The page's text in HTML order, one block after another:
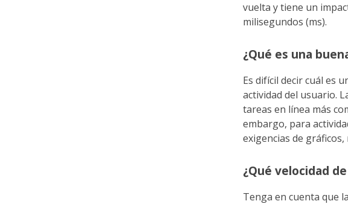
vuelta y tiene un
milisegundos (ms).
¿Qué es una
Es difícil decir cuál es
actividad del usuario.
tareas en línea más
embargo, para
exigencias de
¿Qué velocidad
Tenga en cuenta que